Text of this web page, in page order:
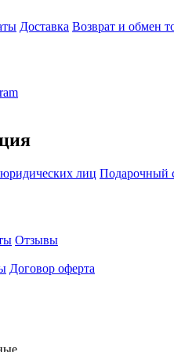
Доставка Возврат и обмен
лиц Подарочный
Отзывы
Договор оферта